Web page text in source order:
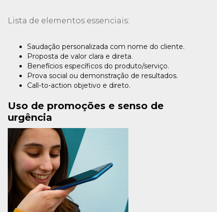
Lista de elementos essenciais:
Saudação personalizada com nome do cliente.
Proposta de valor clara e direta.
Benefícios específicos do produto/serviço.
Prova social ou demonstração de resultados.
Call-to-action objetivo e direto.
Uso de promoções e senso de
urgência